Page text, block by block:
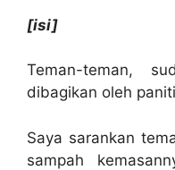
[isi]
Teman-teman,
dibagikan oleh
Saya sarankan
sampah